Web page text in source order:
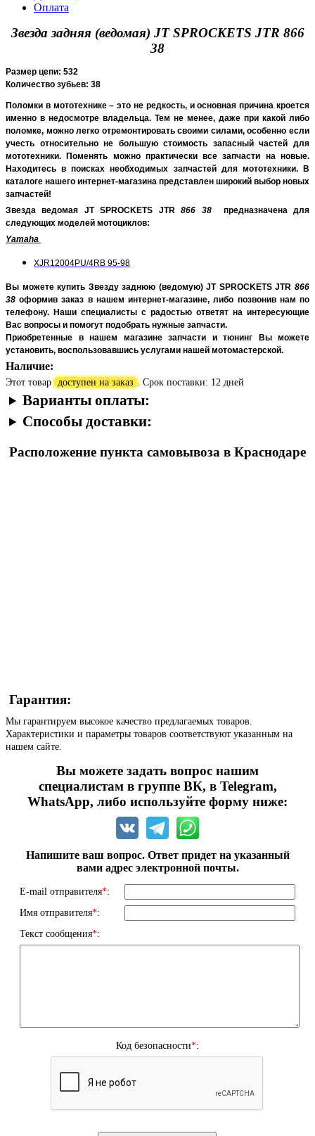
Оплата
Звезда задняя (ведомая) JT SPROCKETS JTR 866
38
Размер цепи: 532
Количество зубьев: 38
Поломки в мототехнике – это не редкость, и основная причина кроется
именно в недосмотре владельца. Тем не менее, даже при какой либо
поломке, можно легко отремонтировать своими силами, особенно если
учесть относительно не большую стоимость запасный частей для
мототехники. Поменять можно практически все запчасти на новые.
Находитесь в поисках необходимых запчастей для мототехники. В
каталоге нашего интернет-магазина представлен широкий выбор новых
запчастей!
Звезда ведомая JT SPROCKETS JTR
866 38
предназначена для
следующих моделей мотоциклов:
Yamaha
XJR12004PU/4RB 95-98
Вы можете купить Звезду заднюю (ведомую) JT SPROCKETS JTR 866
38оформив заказ в нашем интернет-магазине, либо позвонив нам по
телефону. Наши специалисты с радостью ответят на интересующие
Вас вопросы и помогут подобрать нужные запчасти.
Приобретенные в нашем магазине запчасти и тюнинг Вы можете
установить, воспользовавшись услугами нашей мотомастерской.
Наличие:
Этот товар доступен на заказ . Срок поставки: 12 дней
Варианты оплаты:
Способы доставки:
Расположение пункта самовывоза в Краснодаре
Гарантия:
Мы гарантируем высокое качество предлагаемых товаров.
Характеристики и параметры товаров соответствуют указанным на
нашем сайте.
Вы можете задать вопрос нашим
специалистам в группе ВК, в Telegram,
WhatsApp, либо используйте форму ниже:
Напишите ваш вопрос. Ответ придет на указанный
вами адрес электронной почты.
E-mail отправителя*:
Имя отправителя*:
Текст сообщения*:
Код безопасности*: